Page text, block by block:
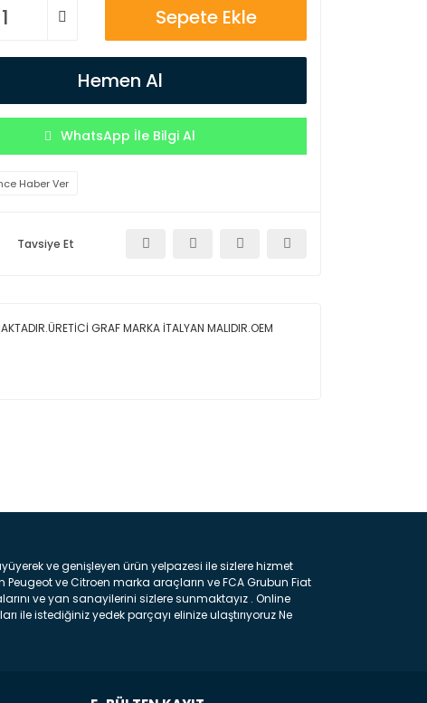
Sepete Ekle
Hemen Al
WhatsApp İle Bilgi Al
Haber Ver
Tavsiye Et
GRAF MARKA İTALYAN MALIDIR.OEM
ve genişleyen ürün yelpazesi ile sizlere hizmet
Peugeot ve Citroen marka araçların ve FCA Grubun Fiat
ve yan sanayilerini sizlere sunmaktayız . Online
ile istediğiniz yedek parçayı elinize ulaştırıyoruz Ne
olan kaporta aksam parçasıdır. Çamurluk :
ana elemanıdır . Hangi Araçlara Yedek Parça